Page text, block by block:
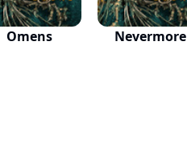
Omens Nevermore